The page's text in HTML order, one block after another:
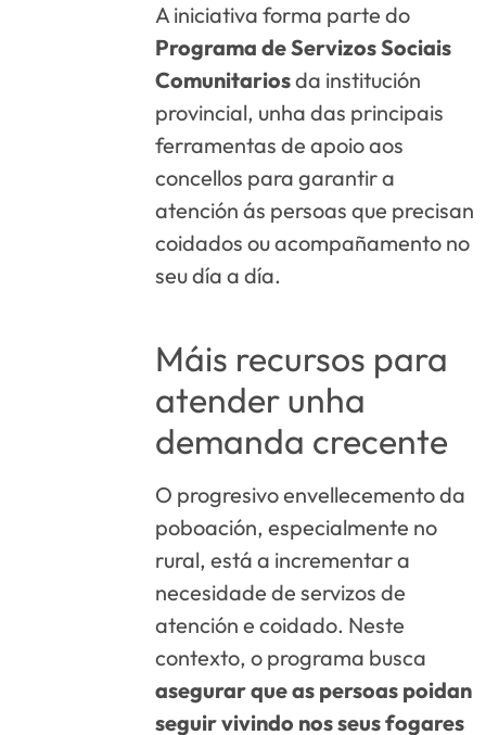
A iniciativa forma parte do
Programa de Servizos Sociais
Comunitariosda institución
provincial, unha das principais
ferramentas de apoio aos
concellos para garantir a
atención ás persoas que precisan
coidados ou acompañamento no
seu día a día.
Máis recursos para
atender unha
demanda crecente
O progresivo envellecemento da
poboación, especialmente no
rural, está a incrementar a
necesidade de servizos de
atención e coidado. Neste
contexto, o programa busca
asegurar que as persoas poidan
seguir vivindo nos seus fogares